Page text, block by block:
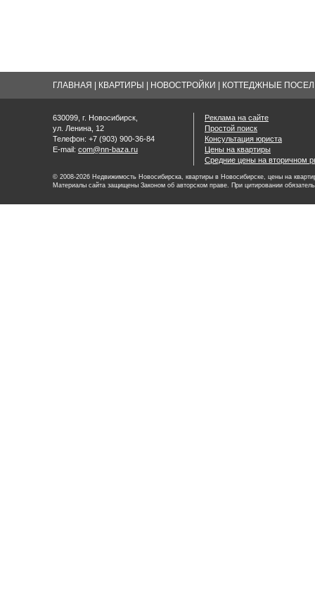
ГЛАВНАЯ КВАРТИРЫ НОВОСТРОЙКИ КОТТЕДЖНЫЕ
630099, г. Новосибирск,
ул. Ленина, 12
Телефон: +7 (903) 900-36-84
E-mail: com@nn-baza.ru
Реклама на сайте
Простой поиск
Консультация юриста
Цены на квартиры
Средние цены на вторичном
© 2008-2026 Недвижимость Новосибирска, квартиры в Новосибирске, цены на
Материалы сайта защищены Законом об авторском праве. При цитировании